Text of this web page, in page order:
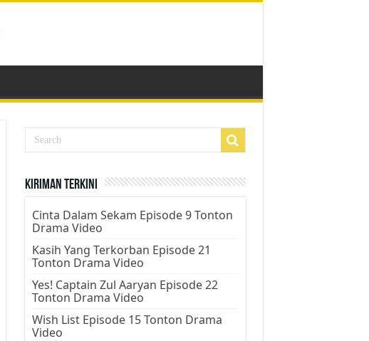
Kiriman Terkini
Cinta Dalam Sekam Episode 9 Tonton
Drama Video
Kasih Yang Terkorban Episode 21
Tonton Drama Video
Yes! Captain Zul Aaryan Episode 22
Tonton Drama Video
Wish List Episode 15 Tonton Drama
Video